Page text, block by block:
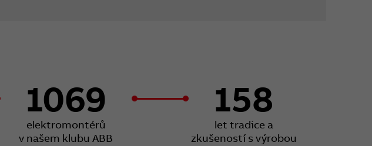
1069
elektromontérů
v našem klubu ABB
158
let tradice a
zkušeností s výrobou